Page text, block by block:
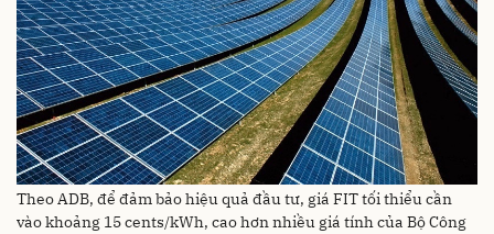
Theo ADB, để đảm bảo hiệu quả đầu tư, giá FIT tối thiểu cần
vào khoảng 15 cents/kWh, cao hơn nhiều giá tính của Bộ Công